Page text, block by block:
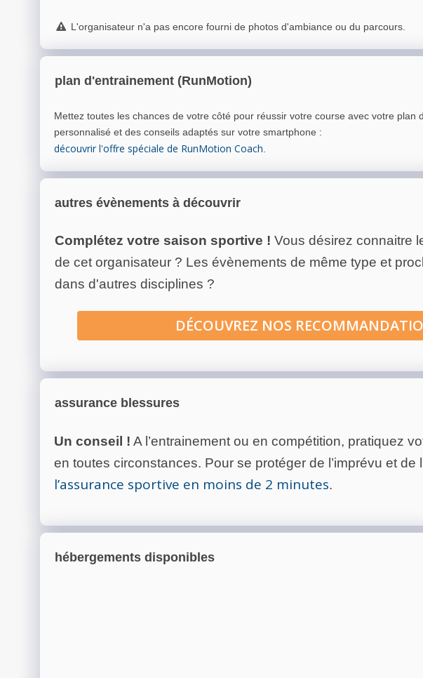
L'organisateur n'a pas encore fourni de photos d'ambiance ou du parcours.
plan d'entrainement (RunMotion)
Mettez toutes les chances de votre côté pour réussir votre course avec votre plan
personnalisé et des conseils adaptés sur votre smartphone :
découvrir l'offre spéciale de RunMotion Coach.
autres évènements à découvrir
Complétez votre saison sportive ! Vous désirez connaitre
de cet organisateur ? Les évènements de même type et
dans d'autres disciplines ?
DÉCOUVREZ NOS
assurance blessures
Un conseil ! A l’entrainement ou en compétition, pratiquez
en toutes circonstances. Pour se protéger de l’imprévu et de
l’assurance sportive en moins de 2 minutes.
hébergements disponibles